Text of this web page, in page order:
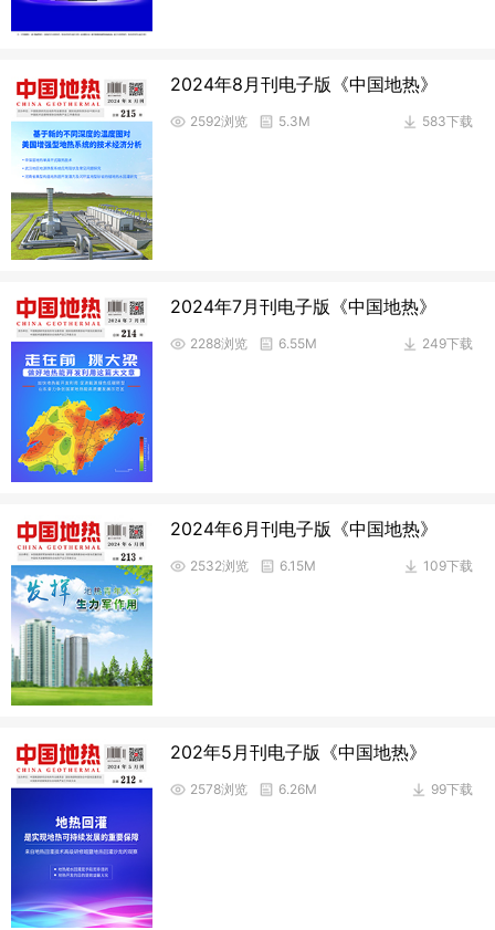
2024年8月刊电子版《中国地热》
583下载
2592浏览 5.3M
2024年7月刊电子版《中国地热》
249下载
2288浏览 6.55M
2024年6月刊电子版《中国地热》
109下载
2532浏览 6.15M
202年5月刊电子版《中国地热》
99下载
2578浏览 6.26M